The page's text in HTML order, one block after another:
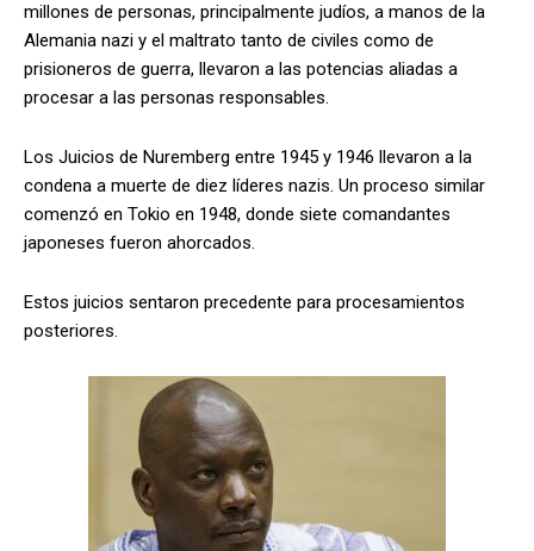
millones de personas, principalmente judíos, a manos de la
Alemania nazi y el maltrato tanto de civiles como de
prisioneros de guerra, llevaron a las potencias aliadas a
procesar a las personas responsables.
Los Juicios de Nuremberg entre 1945 y 1946 llevaron a la
condena a muerte de diez líderes nazis. Un proceso similar
comenzó en Tokio en 1948, donde siete comandantes
japoneses fueron ahorcados.
Estos juicios sentaron precedente para procesamientos
posteriores.